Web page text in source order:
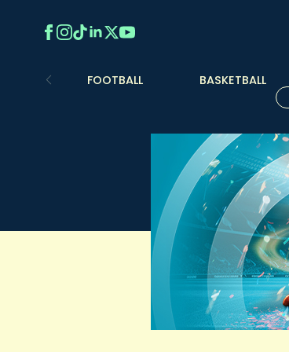
FOOTBALL BASKETBALL